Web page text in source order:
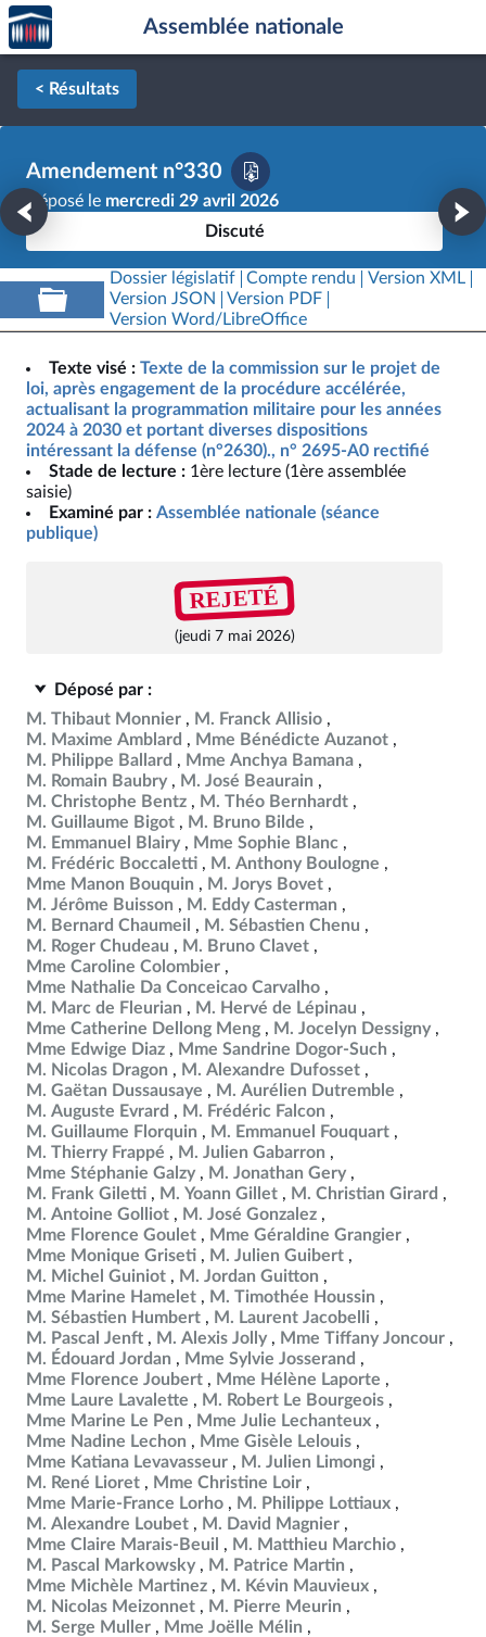
Aller au contenu
Aller en bas de la page
Accèder
à la
page
d'accueil
Assemblée nationale
< Résultats
Amendement n°330
Déposé le mercredi 29 avril 2026
Discuté
Dossier législatif Compte rendu
Version XML
Version JSON
Version PDF
Version Word/LibreOffice
Texte visé : Texte de la commission sur le projet de
loi, après engagement de la procédure accélérée,
actualisant la programmation militaire pour les années
2024 à 2030 et portant diverses dispositions
intéressant la défense (n°2630)., n° 2695-A0 rectifié
Stade de lecture : 1ère lecture (1ère assemblée
saisie)
Examiné par : Assemblée nationale (séance
publique)
REJETÉ
(jeudi 7 mai 2026)
Déposé par :
M. Thibaut Monnier
M. Franck Allisio
M. Maxime Amblard
Mme Bénédicte Auzanot
M. Philippe Ballard
Mme Anchya Bamana
M. Romain Baubry
M. José Beaurain
M. Christophe Bentz
M. Théo Bernhardt
M. Guillaume Bigot
M. Bruno Bilde
M. Emmanuel Blairy
Mme Sophie Blanc
M. Frédéric Boccaletti
M. Anthony Boulogne
Mme Manon Bouquin
M. Jorys Bovet
M. Jérôme Buisson
M. Eddy Casterman
M. Bernard Chaumeil
M. Sébastien Chenu
M. Roger Chudeau
M. Bruno Clavet
Mme Caroline Colombier
Mme Nathalie Da Conceicao Carvalho
M. Marc de Fleurian
M. Hervé de Lépinau
Mme Catherine Dellong Meng
M. Jocelyn Dessigny
Mme Edwige Diaz
Mme Sandrine Dogor-Such
M. Nicolas Dragon
M. Alexandre Dufosset
M. Gaëtan Dussausaye
M. Aurélien Dutremble
M. Auguste Evrard
M. Frédéric Falcon
M. Guillaume Florquin
M. Emmanuel Fouquart
M. Thierry Frappé
M. Julien Gabarron
Mme Stéphanie Galzy
M. Jonathan Gery
M. Frank Giletti
M. Yoann Gillet
M. Christian Girard
M. Antoine Golliot
M. José Gonzalez
Mme Florence Goulet
Mme Géraldine Grangier
Mme Monique Griseti
M. Julien Guibert
M. Michel Guiniot
M. Jordan Guitton
Mme Marine Hamelet
M. Timothée Houssin
M. Sébastien Humbert
M. Laurent Jacobelli
M. Pascal Jenft
M. Alexis Jolly
Mme Tiffany Joncour
M. Édouard Jordan
Mme Sylvie Josserand
Mme Florence Joubert
Mme Hélène Laporte
Mme Laure Lavalette
M. Robert Le Bourgeois
Mme Marine Le Pen
Mme Julie Lechanteux
Mme Nadine Lechon
Mme Gisèle Lelouis
Mme Katiana Levavasseur
M. Julien Limongi
M. René Lioret
Mme Christine Loir
Mme Marie-France Lorho
M. Philippe Lottiaux
M. Alexandre Loubet
M. David Magnier
Mme Claire Marais-Beuil
M. Matthieu Marchio
M. Pascal Markowsky
M. Patrice Martin
Mme Michèle Martinez
M. Kévin Mauvieux
M. Nicolas Meizonnet
M. Pierre Meurin
M. Serge Muller
Mme Joëlle Mélin